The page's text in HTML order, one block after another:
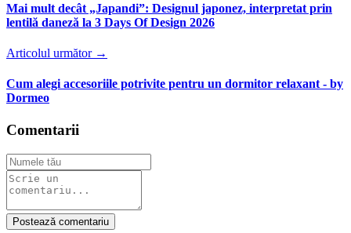
Mai mult decât „Japandi”: Designul japonez, interpretat prin
lentilă daneză la 3 Days Of Design 2026
Articolul următor →
Cum alegi accesoriile potrivite pentru un dormitor relaxant - by
Dormeo
Comentarii
Postează comentariu